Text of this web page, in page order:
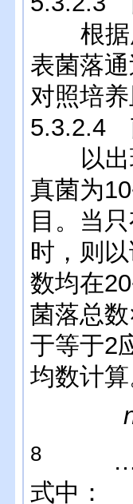
根据所
表菌落
对照培
5.3.2.4
以出现
真菌为
目。当
时，则
数均在
菌落总
于等于2
均数计
8
式中：